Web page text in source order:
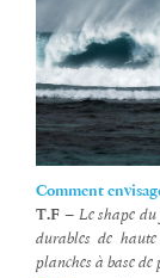
Comment
T.F – Le shape
durables de
planches à base